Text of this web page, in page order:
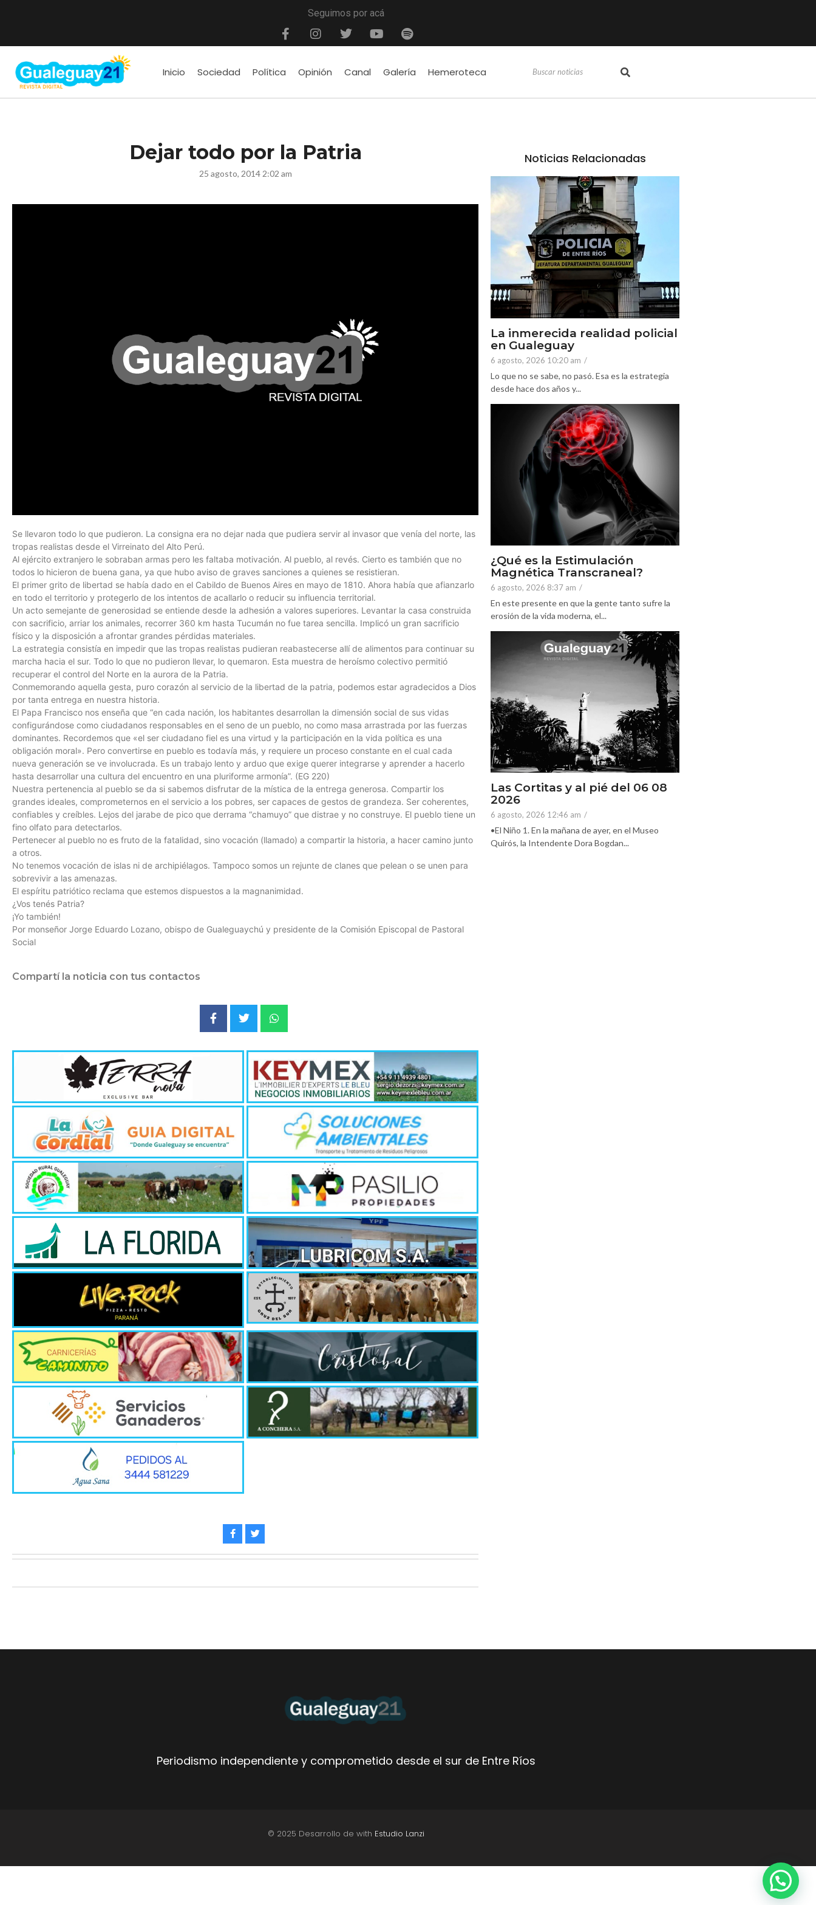
Seguimos por acá
Inicio Sociedad Política Opinión Canal Galería Hemeroteca
Dejar todo por la Patria
25 agosto, 2014 2:02 am
Se llevaron todo lo que pudieron. La consigna era no dejar nada que pudiera servir al invasor que venía del norte, las
tropas realistas desde el Virreinato del Alto Perú.
Al ejército extranjero le sobraban armas pero les faltaba motivación. Al pueblo, al revés. Cierto es también que no
todos lo hicieron de buena gana, ya que hubo aviso de graves sanciones a quienes se resistieran.
El primer grito de libertad se había dado en el Cabildo de Buenos Aires en mayo de 1810. Ahora había que afianzarlo
en todo el territorio y protegerlo de los intentos de acallarlo o reducir su influencia territorial.
Un acto semejante de generosidad se entiende desde la adhesión a valores superiores. Levantar la casa construida
con sacrificio, arriar los animales, recorrer 360 km hasta Tucumán no fue tarea sencilla. Implicó un gran sacrificio
físico y la disposición a afrontar grandes pérdidas materiales.
La estrategia consistía en impedir que las tropas realistas pudieran reabastecerse allí de alimentos para continuar su
marcha hacia el sur. Todo lo que no pudieron llevar, lo quemaron. Esta muestra de heroísmo colectivo permitió
recuperar el control del Norte en la aurora de la Patria.
Conmemorando aquella gesta, puro corazón al servicio de la libertad de la patria, podemos estar agradecidos a Dios
por tanta entrega en nuestra historia.
El Papa Francisco nos enseña que “en cada nación, los habitantes desarrollan la dimensión social de sus vidas
configurándose como ciudadanos responsables en el seno de un pueblo, no como masa arrastrada por las fuerzas
dominantes. Recordemos que «el ser ciudadano fiel es una virtud y la participación en la vida política es una
obligación moral». Pero convertirse en pueblo es todavía más, y requiere un proceso constante en el cual cada
nueva generación se ve involucrada. Es un trabajo lento y arduo que exige querer integrarse y aprender a hacerlo
hasta desarrollar una cultura del encuentro en una pluriforme armonía”. (EG 220)
Nuestra pertenencia al pueblo se da si sabemos disfrutar de la mística de la entrega generosa. Compartir los
grandes ideales, comprometernos en el servicio a los pobres, ser capaces de gestos de grandeza. Ser coherentes,
confiables y creíbles. Lejos del jarabe de pico que derrama “chamuyo” que distrae y no construye. El pueblo tiene un
fino olfato para detectarlos.
Pertenecer al pueblo no es fruto de la fatalidad, sino vocación (llamado) a compartir la historia, a hacer camino junto
a otros.
No tenemos vocación de islas ni de archipiélagos. Tampoco somos un rejunte de clanes que pelean o se unen para
sobrevivir a las amenazas.
El espíritu patriótico reclama que estemos dispuestos a la magnanimidad.
¿Vos tenés Patria?
¡Yo también!
Por monseñor Jorge Eduardo Lozano, obispo de Gualeguaychú y presidente de la Comisión Episcopal de Pastoral
Social
Compartí la noticia con tus contactos
Noticias Relacionadas
La inmerecida realidad policial
en Gualeguay
6 agosto, 2026 10:20 am /
Lo que no se sabe, no pasó. Esa es la estrategia
desde hace dos años y...
¿Qué es la Estimulación
Magnética Transcraneal?
6 agosto, 2026 8:37 am /
En este presente en que la gente tanto sufre la
erosión de la vida moderna, el...
Las Cortitas y al pié del 06 08
2026
6 agosto, 2026 12:46 am /
•El Niño 1. En la mañana de ayer, en el Museo
Quirós, la Intendente Dora Bogdan...
Periodismo independiente y comprometido desde el sur de Entre Ríos
© 2025 Desarrollo de with Estudio Lanzi